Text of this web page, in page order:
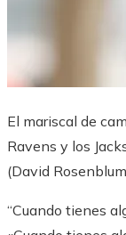
El mariscal de
Ravens y los
(David
“Cuando tienes